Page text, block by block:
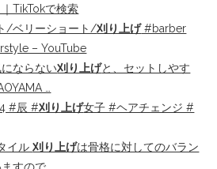
TikTokで検索
/ベリーショート/刈り上げ#barber
– YouTube
ならない刈り上げと、セットしやす
…
#辰 #刈り上げ女子 #ヘアチェンジ #
イル刈り上げは骨格に対してのバラン